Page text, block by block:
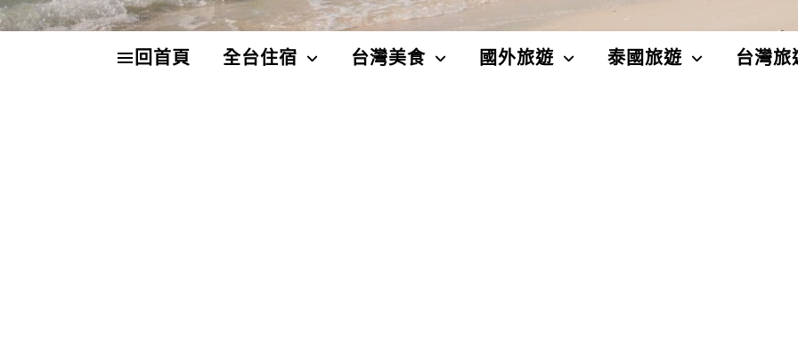
回首頁 全台住宿 台灣美食 國外旅遊 泰國旅遊 台灣旅